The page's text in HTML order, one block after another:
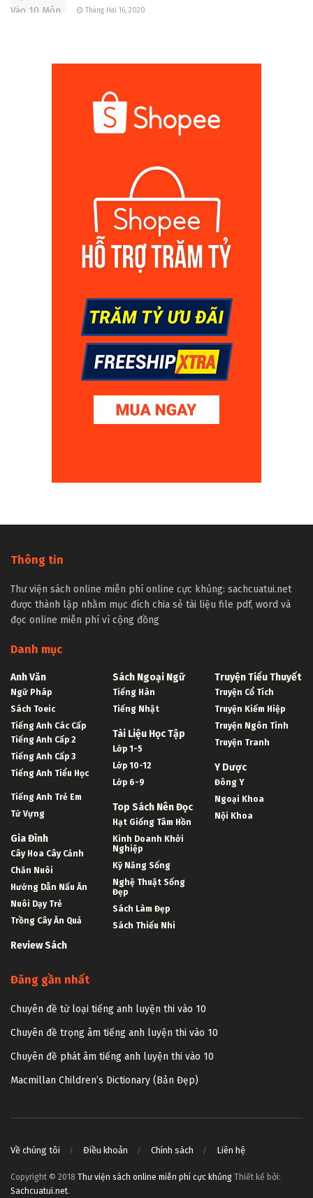
Tháng Hai 16, 2020
Thông tin
Thư viện sách online miễn phí online cực khủng: sachcuatui.net
được thành lập nhằm mục đích chia sẻ tài liệu file pdf, word và
đọc online miễn phí vì cộng đồng
Danh mục
Anh Văn
Ngữ Pháp
Sách Toeic
Tiếng Anh Các Cấp
Tiếng Anh Cấp 2
Tiếng Anh Cấp 3
Tiếng Anh Tiểu Học
Tiếng Anh Trẻ Em
Từ Vựng
Gia Đình
Cây Hoa Cây Cảnh
Chăn Nuôi
Hướng Dẫn Nấu Ăn
Nuôi Dạy Trẻ
Trồng Cây Ăn Quả
Review Sách
Sách Ngoại Ngữ
Tiếng Hàn
Tiếng Nhật
Tài Liệu Học Tập
Lớp 1-5
Lớp 10-12
Lớp 6-9
Top Sách Nên Đọc
Hạt Giống Tâm Hồn
Kinh Doanh Khởi
Nghiệp
Kỹ Năng Sống
Nghệ Thuật Sống
Đẹp
Sách Làm Đẹp
Sách Thiếu Nhi
Truyện Tiểu Thuyết
Truyện Cổ Tích
Truyện Kiếm Hiệp
Truyện Ngôn Tình
Truyện Tranh
Y Dược
Đông Y
Ngoại Khoa
Nội Khoa
Đăng gần nhất
Chuyên đề từ loại tiếng anh luyện thi vào 10
Chuyên đề trọng âm tiếng anh luyện thi vào 10
Chuyên đề phát âm tiếng anh luyện thi vào 10
Macmillan Children’s Dictionary (Bản Đẹp)
Về chúng tôi Điều khoản Chính sách Liên hệ
Copyright © 2018 Thư viện sách online miễn phí cực khủng Thiết kế bởi:
Sachcuatui.net.